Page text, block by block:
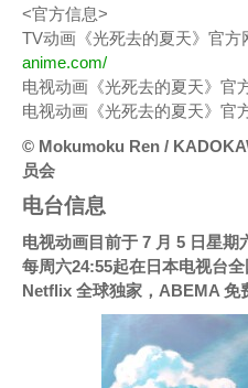
<官方信息>
TV动画《光死去的夏天》官方
anime.com/
电视动画《光死去的夏天》官
电视动画《光死去的夏天》官
© Mokumoku Ren /
员会
电台信息
电视动画目前于 7 月 5 日星期
每周六24:55起在日本电视台全
Netflix 全球独家，ABEMA 免